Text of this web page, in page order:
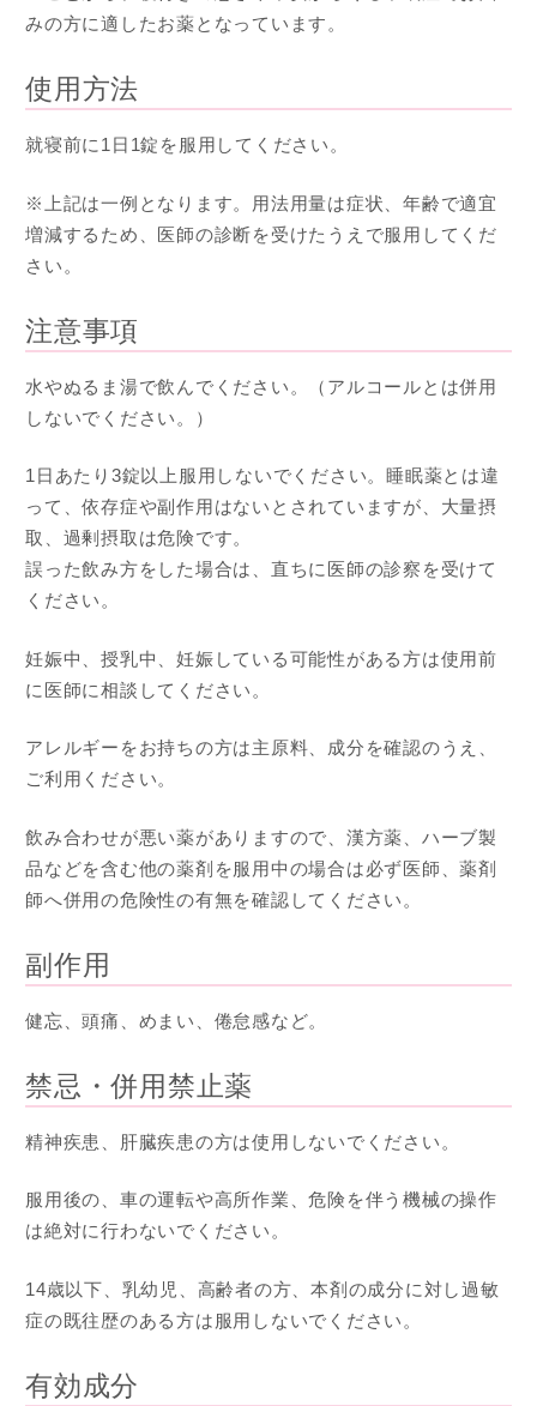
みの方に適したお薬となっています。
使用方法
就寝前に1日1錠を服用してください。
※上記は一例となります。用法用量は症状、年齢で適宜
増減するため、医師の診断を受けたうえで服用してくだ
さい。
注意事項
水やぬるま湯で飲んでください。（アルコールとは併用
しないでください。）
1日あたり3錠以上服用しないでください。睡眠薬とは違
って、依存症や副作用はないとされていますが、大量摂
取、過剰摂取は危険です。
誤った飲み方をした場合は、直ちに医師の診察を受けて
ください。
妊娠中、授乳中、妊娠している可能性がある方は使用前
に医師に相談してください。
アレルギーをお持ちの方は主原料、成分を確認のうえ、
ご利用ください。
飲み合わせが悪い薬がありますので、漢方薬、ハーブ製
品などを含む他の薬剤を服用中の場合は必ず医師、薬剤
師へ併用の危険性の有無を確認してください。
副作用
健忘、頭痛、めまい、倦怠感など。
禁忌・併用禁止薬
精神疾患、肝臓疾患の方は使用しないでください。
服用後の、車の運転や高所作業、危険を伴う機械の操作
は絶対に行わないでください。
14歳以下、乳幼児、高齢者の方、本剤の成分に対し過敏
症の既往歴のある方は服用しないでください。
有効成分